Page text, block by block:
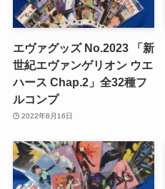
エヴァグッズ No.2023 「新
世紀エヴァンゲリオン ウエ
ハース Chap.2」全32種フ
ルコンプ
2022年8月16日